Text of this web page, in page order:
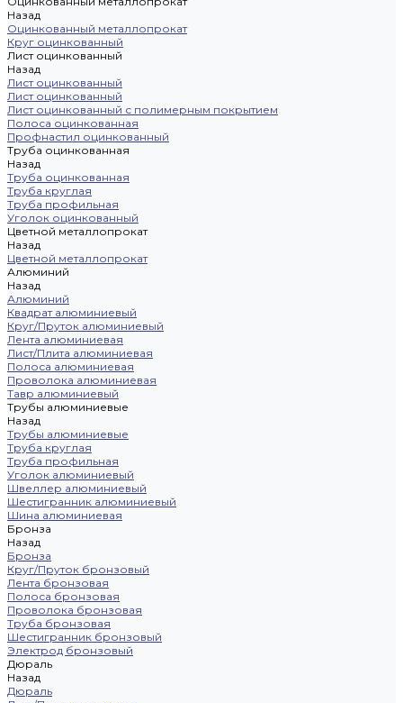
Назад
Оцинкованный металлопрокат
Круг оцинкованный
Лист оцинкованный
Назад
Лист оцинкованный
Лист оцинкованный
Лист оцинкованный с полимерным покрытием
Полоса оцинкованная
Профнастил оцинкованный
Труба оцинкованная
Назад
Труба оцинкованная
Труба круглая
Труба профильная
Уголок оцинкованный
Цветной металлопрокат
Назад
Цветной металлопрокат
Алюминий
Назад
Алюминий
Квадрат алюминиевый
Круг/Пруток алюминиевый
Лента алюминиевая
Лист/Плита алюминиевая
Полоса алюминиевая
Проволока алюминиевая
Тавр алюминиевый
Трубы алюминиевые
Назад
Трубы алюминиевые
Труба круглая
Труба профильная
Уголок алюминиевый
Швеллер алюминиевый
Шестигранник алюминиевый
Шина алюминиевая
Бронза
Назад
Бронза
Круг/Пруток бронзовый
Лента бронзовая
Полоса бронзовая
Проволока бронзовая
Труба бронзовая
Шестигранник бронзовый
Электрод бронзовый
Дюраль
Назад
Дюраль